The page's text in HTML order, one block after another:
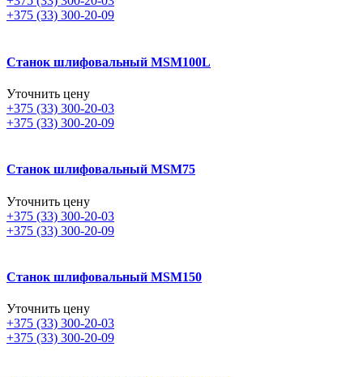
+375 (33) 300-20-09
Станок шлифовальный MSM100L
Уточнить цену
+375 (33) 300-20-03
+375 (33) 300-20-09
Станок шлифовальный MSM75
Уточнить цену
+375 (33) 300-20-03
+375 (33) 300-20-09
Станок шлифовальный MSM150
Уточнить цену
+375 (33) 300-20-03
+375 (33) 300-20-09